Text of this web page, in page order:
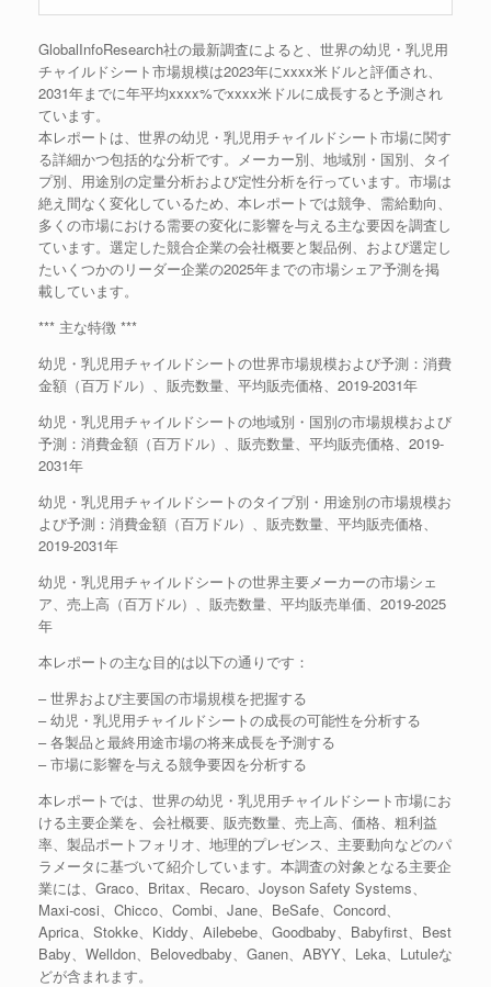
GlobalInfoResearch社の最新調査によると、世界の幼児・乳児用
チャイルドシート市場規模は2023年にxxxx米ドルと評価され、
2031年までに年平均xxxx%でxxxx米ドルに成長すると予測され
ています。
本レポートは、世界の幼児・乳児用チャイルドシート市場に関す
る詳細かつ包括的な分析です。メーカー別、地域別・国別、タイ
プ別、用途別の定量分析および定性分析を行っています。市場は
絶え間なく変化しているため、本レポートでは競争、需給動向、
多くの市場における需要の変化に影響を与える主な要因を調査し
ています。選定した競合企業の会社概要と製品例、および選定し
たいくつかのリーダー企業の2025年までの市場シェア予測を掲
載しています。
*** 主な特徴 ***
幼児・乳児用チャイルドシートの世界市場規模および予測：消費
金額（百万ドル）、販売数量、平均販売価格、2019-2031年
幼児・乳児用チャイルドシートの地域別・国別の市場規模および
予測：消費金額（百万ドル）、販売数量、平均販売価格、2019-
2031年
幼児・乳児用チャイルドシートのタイプ別・用途別の市場規模お
よび予測：消費金額（百万ドル）、販売数量、平均販売価格、
2019-2031年
幼児・乳児用チャイルドシートの世界主要メーカーの市場シェ
ア、売上高（百万ドル）、販売数量、平均販売単価、2019-2025
年
本レポートの主な目的は以下の通りです：
– 世界および主要国の市場規模を把握する
– 幼児・乳児用チャイルドシートの成長の可能性を分析する
– 各製品と最終用途市場の将来成長を予測する
– 市場に影響を与える競争要因を分析する
本レポートでは、世界の幼児・乳児用チャイルドシート市場にお
ける主要企業を、会社概要、販売数量、売上高、価格、粗利益
率、製品ポートフォリオ、地理的プレゼンス、主要動向などのパ
ラメータに基づいて紹介しています。本調査の対象となる主要企
業には、Graco、Britax、Recaro、Joyson Safety Systems、
Maxi-cosi、Chicco、Combi、Jane、BeSafe、Concord、
Aprica、Stokke、Kiddy、Ailebebe、Goodbaby、Babyfirst、Best
Baby、Welldon、Belovedbaby、Ganen、ABYY、Leka、Lutuleな
どが含まれます。